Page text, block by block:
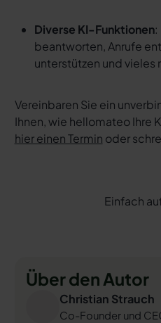
Diverse KI-Funktionen:
beantworten, Anrufe
unterstützen und vieles
Vereinbaren Sie ein
Ihnen, wie hellomateo
hier einen Termin oder
Einfach
Über den Autor
Christian Strauch
Co-Founder und